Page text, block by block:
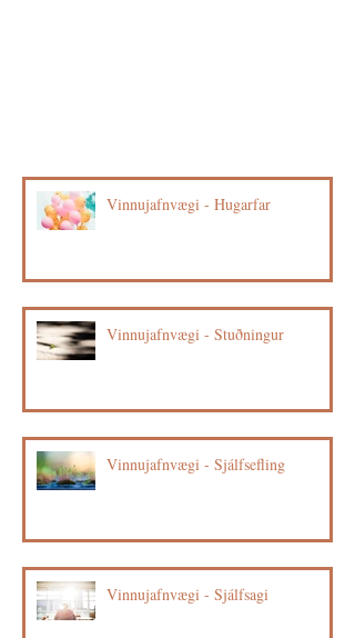
Vinnujafnvægi - Hugarfar
Vinnujafnvægi - Stuðningur
Vinnujafnvægi - Sjálfsefling
Vinnujafnvægi - Sjálfsagi